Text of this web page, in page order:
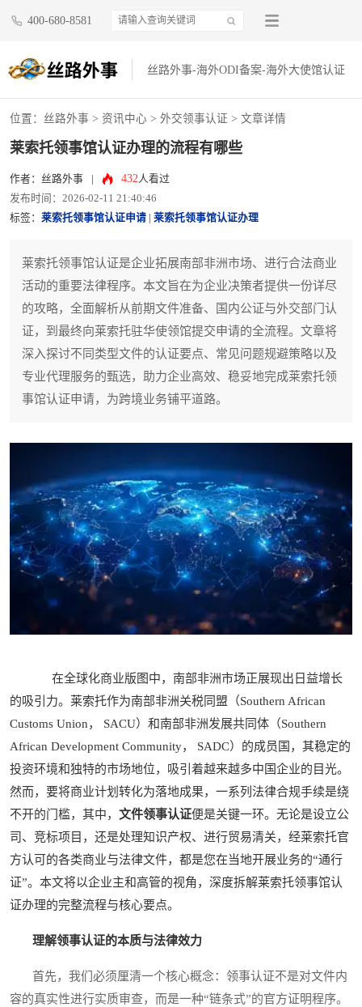
400-680-8581
丝路外事-海外ODI备案-海外大使馆认证
位置： 丝路外事 > 资讯中心 > 外交领事认证 > 文章详情
莱索托领事馆认证办理的流程有哪些
作者：丝路外事 432人看过
发布时间：2026-02-11 21:40:46
标签： 莱索托领事馆认证申请 莱索托领事馆认证办理
莱索托领事馆认证是企业拓展南部非洲市场、进行合法商业
活动的重要法律程序。本文旨在为企业决策者提供一份详尽
的攻略，全面解析从前期文件准备、国内公证与外交部门认
证，到最终向莱索托驻华使领馆提交申请的全流程。文章将
深入探讨不同类型文件的认证要点、常见问题规避策略以及
专业代理服务的甄选，助力企业高效、稳妥地完成莱索托领
事馆认证申请，为跨境业务铺平道路。
在全球化商业版图中，南部非洲市场正展现出日益增长
的吸引力。莱索托作为南部非洲关税同盟（Southern African
Customs Union， SACU）和南部非洲发展共同体（Southern
African Development Community， SADC）的成员国，其稳定的
投资环境和独特的市场地位，吸引着越来越多中国企业的目光。
然而，要将商业计划转化为落地成果，一系列法律合规手续是绕
不开的门槛，其中， 文件领事认证便是关键一环。无论是设立公
司、竞标项目，还是处理知识产权、进行贸易清关，经莱索托官
方认可的各类商业与法律文件，都是您在当地开展业务的“通行
证”。本文将以企业主和高管的视角，深度拆解莱索托领事馆认
证办理的完整流程与核心要点。
理解领事认证的本质与法律效力
首先，我们必须厘清一个核心概念：领事认证不是对文件内
容的真实性进行实质审查，而是一种“链条式”的官方证明程序。